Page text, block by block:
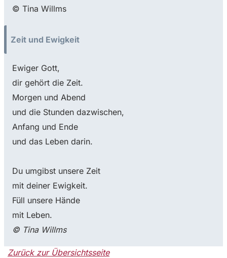
© Tina Willms
Zeit und Ewigkeit
Ewiger Gott,
dir gehört die Zeit.
Morgen und Abend
und die Stunden dazwischen,
Anfang und Ende
und das Leben darin.
Du umgibst unsere Zeit
mit deiner Ewigkeit.
Füll unsere Hände
mit Leben.
© Tina Willms
Zurück zur Übersichtsseite